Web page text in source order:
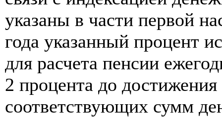
указаны в части первой
года указанный процент
для расчета пенсии
2 процента до
соответствующих сумм